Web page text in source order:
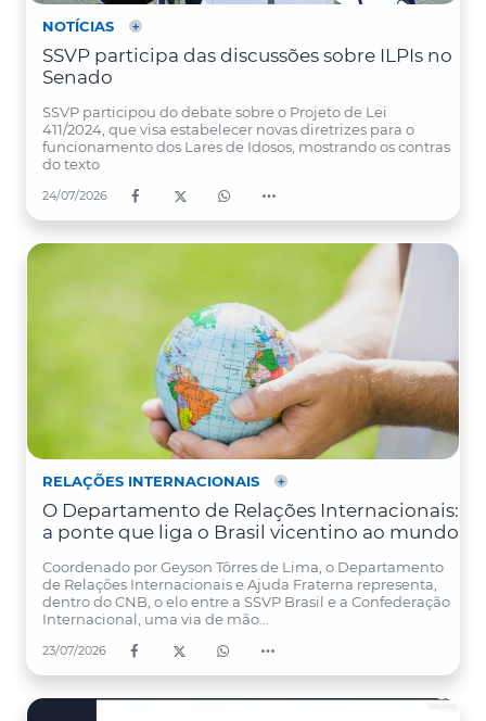
NOTÍCIAS
SSVP participa das discussões sobre ILPIs no
Senado
SSVP participou do debate sobre o Projeto de Lei
411/2024, que visa estabelecer novas diretrizes para o
funcionamento dos Lares de Idosos, mostrando os contras
do texto
24/07/2026
RELAÇÕES INTERNACIONAIS
O Departamento de Relações Internacionais:
a ponte que liga o Brasil vicentino ao mundo
Coordenado por Geyson Tôrres de Lima, o Departamento
de Relações Internacionais e Ajuda Fraterna representa,
dentro do CNB, o elo entre a SSVP Brasil e a Confederação
Internacional, uma via de mão...
23/07/2026